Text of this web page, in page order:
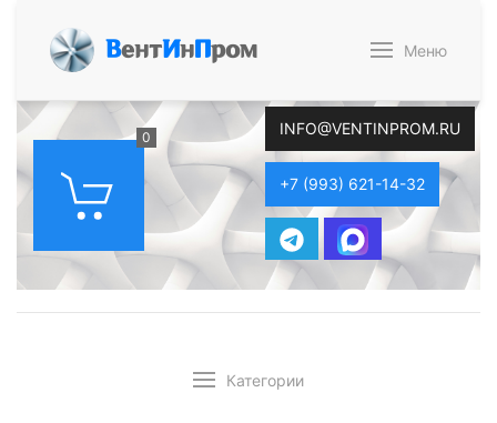
ВентИнПром Меню
0 INFO@VENTINPROM.RU
+7 (993) 621-14-32
Категории